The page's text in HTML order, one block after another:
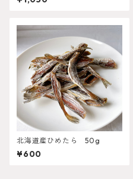
北海道産ひめたら 50g
¥600